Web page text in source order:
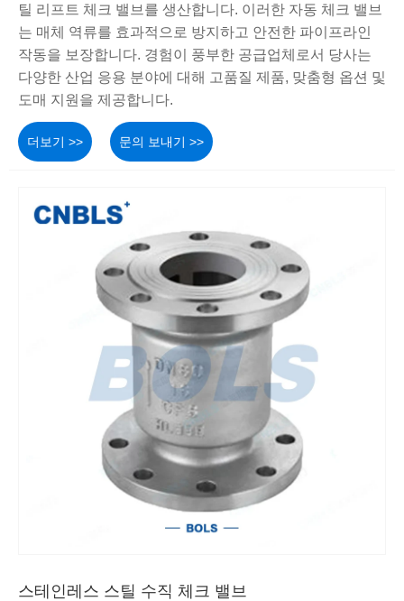
틸 리프트 체크 밸브를 생산합니다. 이러한 자동 체크 밸브
는 매체 역류를 효과적으로 방지하고 안전한 파이프라인
작동을 보장합니다. 경험이 풍부한 공급업체로서 당사는
다양한 산업 응용 분야에 대해 고품질 제품, 맞춤형 옵션 및
도매 지원을 제공합니다.
더보기 >> 문의 보내기 >>
스테인레스 스틸 수직 체크 밸브